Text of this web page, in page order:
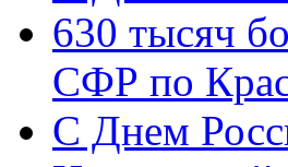
630 тысяч
СФР по
C Днем